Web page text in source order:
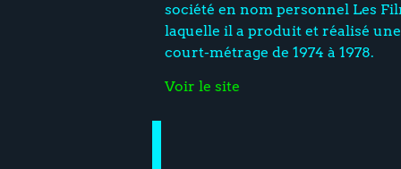
société en nom personnel Les
laquelle il a produit et réalisé
court-métrage de 1974 à 1978.
Voir le site